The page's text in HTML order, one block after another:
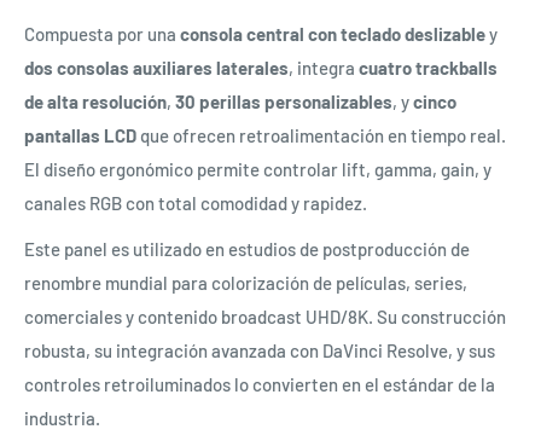
Compuesta por una consola central con teclado deslizabley
dos consolas auxiliares laterales, integra cuatro trackballs
de alta resolución, 30 perillas personalizables, ycinco
pantallas LCD que ofrecen retroalimentación en tiempo real.
El diseño ergonómico permite controlar lift, gamma, gain, y
canales RGB con total comodidad y rapidez.
Este panel es utilizado en estudios de postproducción de
renombre mundial para colorización de películas, series,
comerciales y contenido broadcast UHD/8K. Su construcción
robusta, su integración avanzada con DaVinci Resolve, y sus
controles retroiluminados lo convierten en el estándar de la
industria.